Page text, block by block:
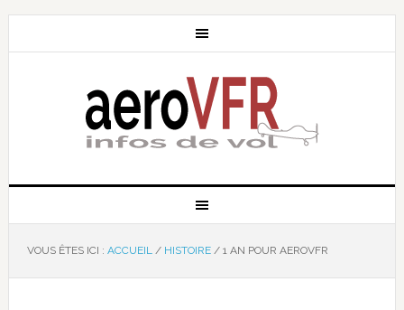
VOUS ÊTES ICI : ACCUEIL / HISTOIRE /1 AN POUR AEROVFR